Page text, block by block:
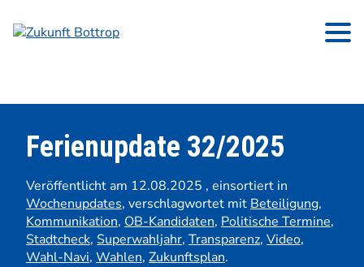
Ferienupdate 32/2025
Veröffentlicht am 12.08.2025 , einsortiert in
Wochenupdates, verschlagwortet mit Beteiligung,
Kommunikation, OB-Kandidaten, Politische Termine,
Stadtcheck, Superwahljahr, Transparenz, Video,
Wahl-Navi, Wahlen, Zukunftsplan.